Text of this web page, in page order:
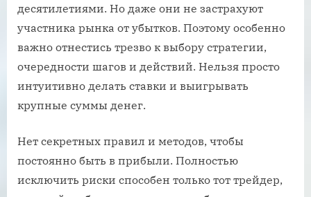
десятилетиями. Но даже они не застрахуют
участника рынка от убытков. Поэтому особенно
важно отнестись трезво к выбору стратегии,
очередности шагов и действий. Нельзя просто
интуитивно делать ставки и выигрывать
крупные суммы денег.
Нет секретных правил и методов, чтобы
постоянно быть в прибыли. Полностью
исключить риски способен только тот трейдер,